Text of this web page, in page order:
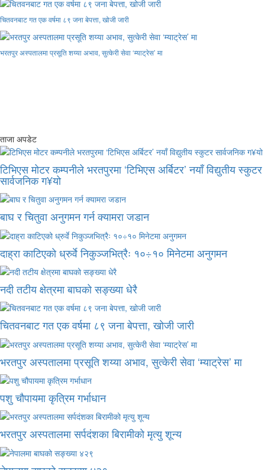
चितवनबाट गत एक वर्षमा ८९ जना बेपत्ता, खोजी जारी
भरतपुर अस्पतालमा प्रसूति शय्या अभाव, सुत्केरी सेवा ‘म्याट्रेस’ मा
ताजा अपडेट
टिभिएस मोटर कम्पनीले भरतपुरमा ‘टिभिएस अर्बिटर’ नयाँ विद्युतीय स्कुटर
सार्वजनिक ग¥यो
बाघ र चितुवा अनुगमन गर्न क्यामरा जडान
दाह्रा काटिएको ध्रुर्वे निकुञ्जभित्रैः १०÷१० मिनेटमा अनुगमन
नदी तटीय क्षेत्रमा बाघको सङ्ख्या धेरै
चितवनबाट गत एक वर्षमा ८९ जना बेपत्ता, खोजी जारी
भरतपुर अस्पतालमा प्रसूति शय्या अभाव, सुत्केरी सेवा ‘म्याट्रेस’ मा
पशु चौपायमा कृत्रिम गर्भाधान
भरतपुर अस्पतालमा सर्पदंशका बिरामीको मृत्यु शून्य